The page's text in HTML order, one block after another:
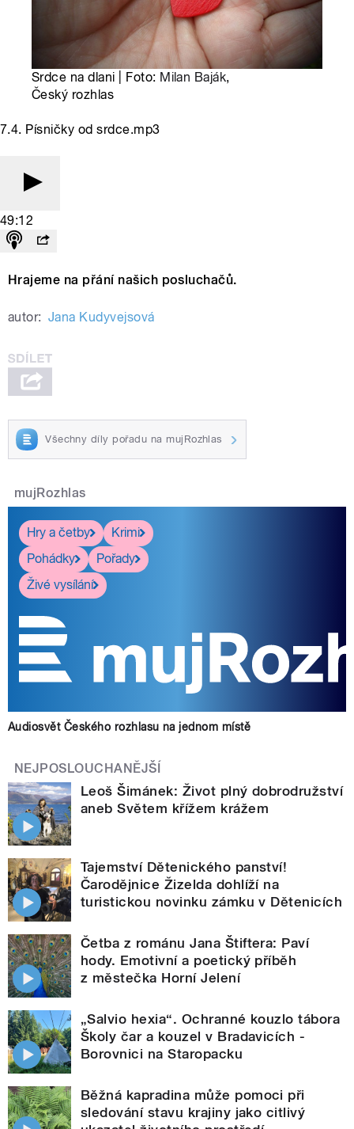
Srdce na dlani | Foto: Milan Baják,
Český rozhlas
7.4. Písničky od srdce.mp3
49:12
Hrajeme na přání našich posluchačů.
autor: Jana Kudyvejsová
Všechny díly pořadu na mujRozhlas
mujRozhlas
Hry a četby
Krimi
Pohádky
Pořady
Živé vysílání
Audiosvět Českého rozhlasu na jednom místě
NEJPOSLOUCHANĚJŠÍ
Leoš Šimánek: Život plný dobrodružství
aneb Světem křížem krážem
Tajemství Dětenického panství!
Čarodějnice Žizelda dohlíží na
turistickou novinku zámku v Dětenicích
Četba z románu Jana Štiftera: Paví
hody. Emotivní a poetický příběh
z městečka Horní Jelení
„Salvio hexia“. Ochranné kouzlo tábora
Školy čar a kouzel v Bradavicích -
Borovnici na Staropacku
Běžná kapradina může pomoci při
sledování stavu krajiny jako citlivý